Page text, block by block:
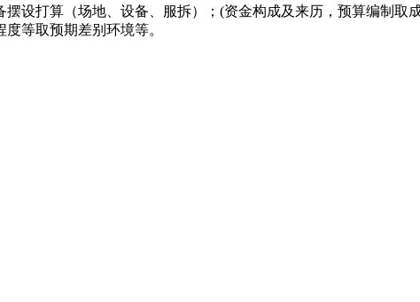
打算（场地、设备、服拆）；(资金构成及来历，预算编制取
等取预期差别环境等。